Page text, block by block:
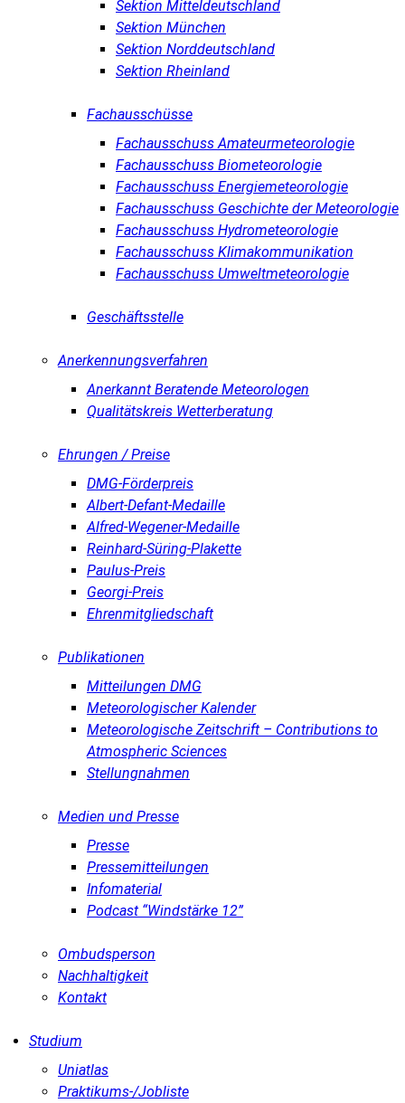
Sektion Mitteldeutschland
Sektion München
Sektion Norddeutschland
Sektion Rheinland
Fachausschüsse
Fachausschuss Amateurmeteorologie
Fachausschuss Biometeorologie
Fachausschuss Energiemeteorologie
Fachausschuss Geschichte der Meteorologie
Fachausschuss Hydrometeorologie
Fachausschuss Klimakommunikation
Fachausschuss Umweltmeteorologie
Geschäftsstelle
Anerkennungsverfahren
Anerkannt Beratende Meteorologen
Qualitätskreis Wetterberatung
Ehrungen / Preise
DMG-Förderpreis
Albert-Defant-Medaille
Alfred-Wegener-Medaille
Reinhard-Süring-Plakette
Paulus-Preis
Georgi-Preis
Ehrenmitgliedschaft
Publikationen
Mitteilungen DMG
Meteorologischer Kalender
Meteorologische Zeitschrift – Contributions to
Atmospheric Sciences
Stellungnahmen
Medien und Presse
Presse
Pressemitteilungen
Infomaterial
Podcast “Windstärke 12”
Ombudsperson
Nachhaltigkeit
Kontakt
Studium
Uniatlas
Praktikums-/Jobliste